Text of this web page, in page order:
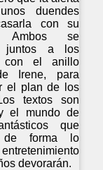
duendes
con su
Ambos se
juntos a los
con el anillo
Irene, para
el plan de los
textos son
el mundo de
que
de forma lo
devorarán.